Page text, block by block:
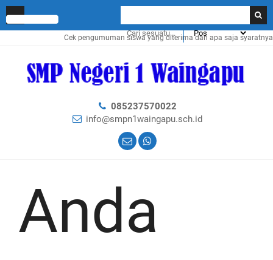
Cek pengumuman siswa yang diterima dan apa saja syaratnya klikDI
085237570022
info@smpn1waingapu.sch.id
Anda